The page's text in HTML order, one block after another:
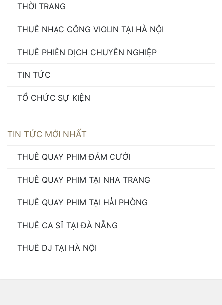
THỜI TRANG
THUÊ NHẠC CÔNG VIOLIN TẠI HÀ NỘI
THUÊ PHIÊN DỊCH CHUYÊN NGHIỆP
TIN TỨC
TỔ CHỨC SỰ KIỆN
TIN TỨC MỚI NHẤT
THUÊ QUAY PHIM ĐÁM CƯỚI
THUÊ QUAY PHIM TẠI NHA TRANG
THUÊ QUAY PHIM TẠI HẢI PHÒNG
THUÊ CA SĨ TẠI ĐÀ NẴNG
THUÊ DJ TẠI HÀ NỘI